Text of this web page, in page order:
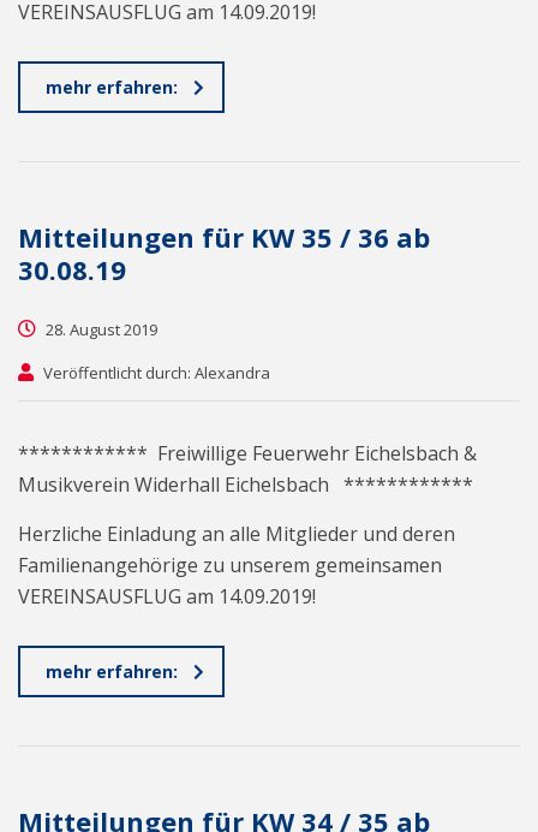
VEREINSAUSFLUG am 14.09.2019!
mehr erfahren:
Mitteilungen für KW 35 / 36 ab
30.08.19
28. August 2019
Veröffentlicht durch: Alexandra
************ Freiwillige Feuerwehr Eichelsbach &
Musikverein Widerhall Eichelsbach ************
Herzliche Einladung an alle Mitglieder und deren
Familienangehörige zu unserem gemeinsamen
VEREINSAUSFLUG am 14.09.2019!
mehr erfahren:
Mitteilungen für KW 34 / 35 ab